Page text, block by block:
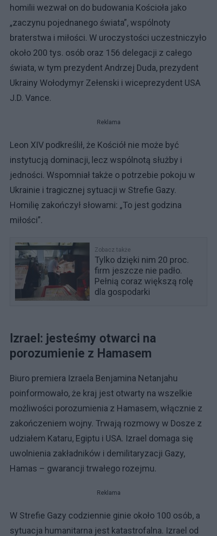
homilii wezwał on do budowania Kościoła jako
„zaczynu pojednanego świata”, wspólnoty
braterstwa i miłości. W uroczystości uczestniczyło
około 200 tys. osób oraz 156 delegacji z całego
świata, w tym prezydent Andrzej Duda, prezydent
Ukrainy Wołodymyr Zełenski i wiceprezydent USA
J.D. Vance.
Reklama
Leon XIV podkreślił, że Kościół nie może być
instytucją dominacji, lecz wspólnotą służby i
jedności. Wspomniał także o potrzebie pokoju w
Ukrainie i tragicznej sytuacji w Strefie Gazy.
Homilię zakończył słowami: „To jest godzina
miłości”.
Zobacz także
Tylko dzięki nim 20 proc.
firm jeszcze nie padło.
Pełnią coraz większą rolę
dla gospodarki
Izrael: jesteśmy otwarci na
porozumienie z Hamasem
Biuro premiera Izraela Benjamina Netanjahu
poinformowało, że kraj jest otwarty na wszelkie
możliwości porozumienia z Hamasem, włącznie z
zakończeniem wojny. Trwają rozmowy w Dosze z
udziałem Kataru, Egiptu i USA. Izrael domaga się
uwolnienia zakładników i demilitaryzacji Gazy,
Hamas – gwarancji trwałego rozejmu.
Reklama
W Strefie Gazy codziennie ginie około 100 osób, a
sytuacja humanitarna jest katastrofalna. Izrael od